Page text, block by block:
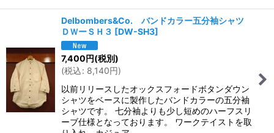
Delbombers&Co. バンドカラー五分袖シャツ
ＤＷーＳＨ３ [DW-SH3]
7,400円(税別)
(税込: 8,140円)
以前リリースしたオックスフォードボタンダウン
シャツをベースに製作したバンドカラーの五分袖
シャツです。 七分袖よりも少し短めのハーフスリ
ーブ仕様となっております。 ワークテイストを取